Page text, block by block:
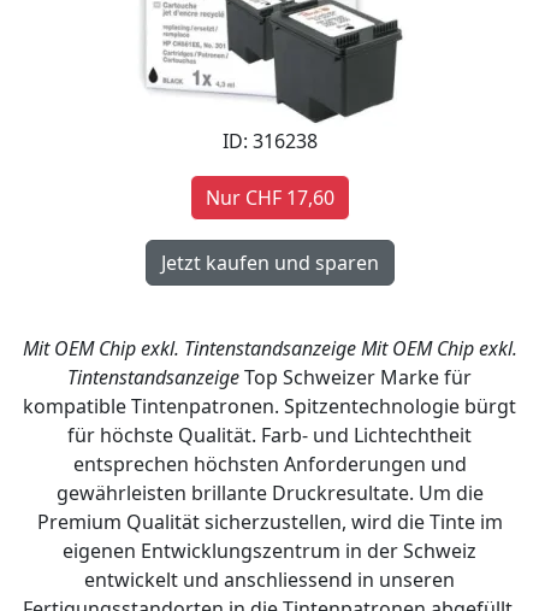
ID: 316238
Nur CHF 17,60
Mit OEM Chip exkl. Tintenstandsanzeige Mit OEM Chip exkl.
TintenstandsanzeigeTop Schweizer Marke für
kompatible Tintenpatronen. Spitzentechnologie bürgt
für höchste Qualität. Farb- und Lichtechtheit
entsprechen höchsten Anforderungen und
gewährleisten brillante Druckresultate. Um die
Premium Qualität sicherzustellen, wird die Tinte im
eigenen Entwicklungszentrum in der Schweiz
entwickelt und anschliessend in unseren